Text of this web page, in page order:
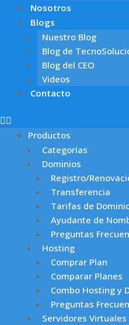
Nosotros
Blogs
Nuestro Blog
Blog de
Blog del CEO
Videos
Contacto
Productos
Categorías
Dominios
Registro/
Transferencia
Tarifas de
Ayudante de
Preguntas
Hosting
Comprar Plan
Comparar Planes
Combo Hosting y
Preguntas
Servidores Virtuales